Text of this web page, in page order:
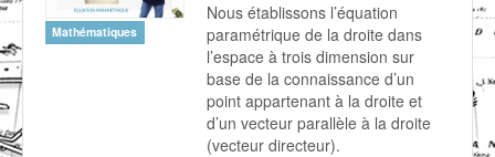
Mathématiques
Nous établissons l’équation
paramétrique de la droite dans
l’espace à trois dimension sur
base de la connaissance d’un
point appartenant à la droite et
d’un vecteur parallèle à la droite
(vecteur directeur).